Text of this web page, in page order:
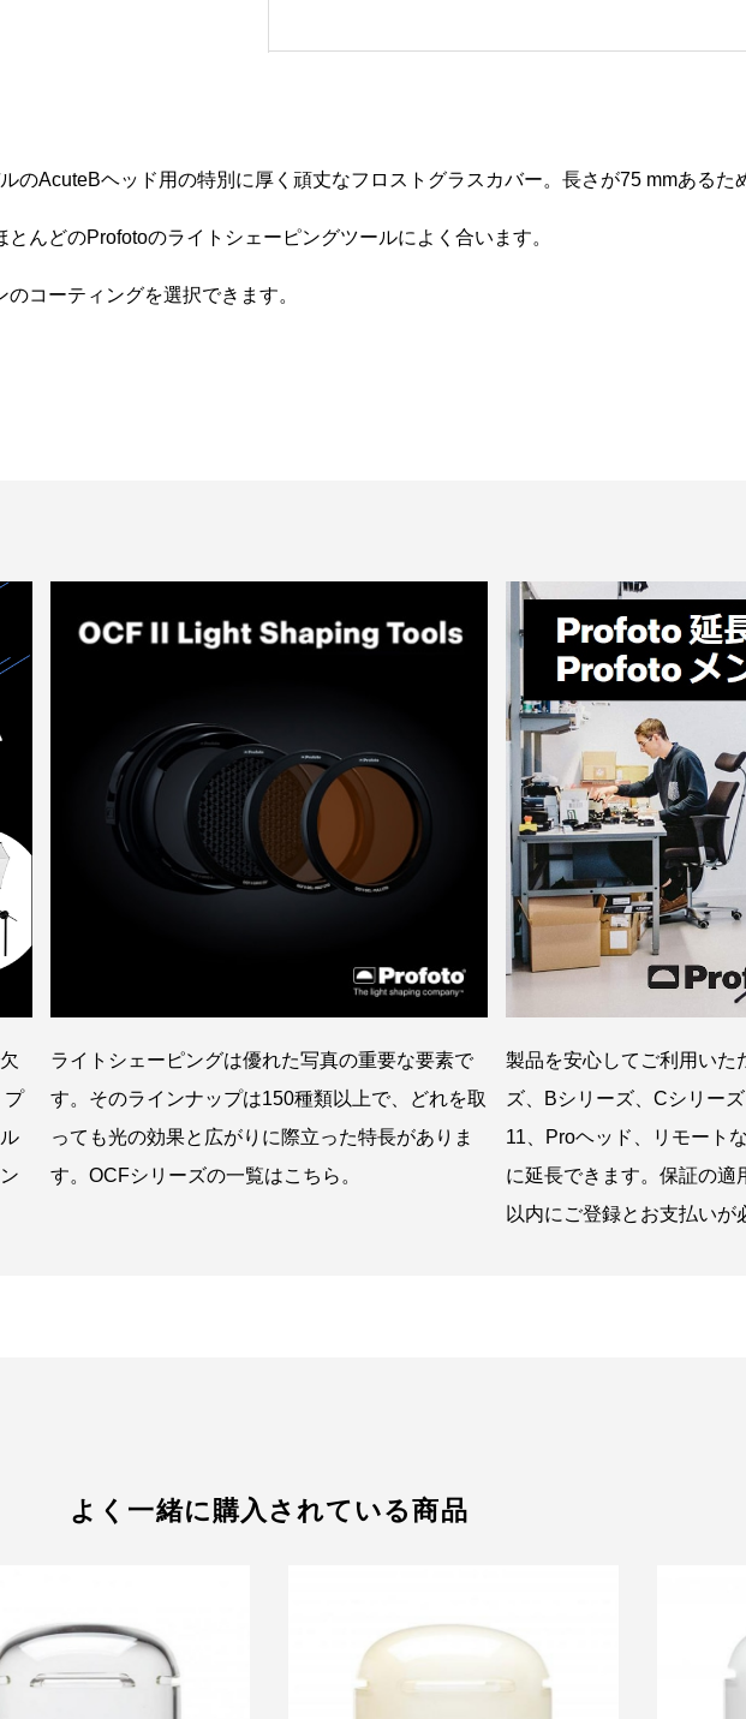
のAcuteBヘッド用の特別に厚く頑丈なフロストグラスカバー。長さが75 mmあるた
んどのProfotoのライトシェーピングツールによく合います。
コーティングを選択できます。
プ
ライトシェーピングは優れた写真の重要な要素で
す。そのラインナップは150種類以上で、どれを取
っても光の効果と広がりに際立った特長がありま
す。OCFシリーズの一覧はこちら。
製品を安心してご利用いた
ズ、Bシリーズ、Cシリー
11、Proヘッド、リモート
に延長できます。保証の適
以内にご登録とお支払いが
よく一緒に購入されている商品